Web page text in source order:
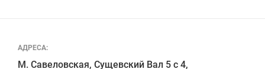
АДРЕСА:
М. Савеловская, Сущевский Вал 5 с 4,